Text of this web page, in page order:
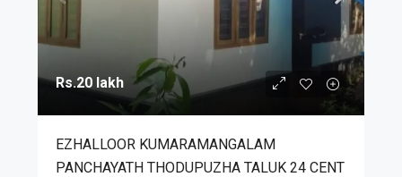
Rs.20 lakh
EZHALLOOR KUMARAMANGALAM
PANCHAYATH THODUPUZHA TALUK 24 CENT